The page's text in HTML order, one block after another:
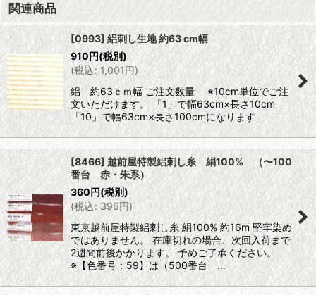
関連商品
[0993] 絽刺し生地 約63 cm幅
910円(税別)
(税込: 1,001円)
絽 約63ｃｍ幅 ご注文数量 ※10cm単位でご注
文いただけます。 「1」で幅63cm×長さ10cm
「10」で幅63cm×長さ100cmになります
[8466] 越前屋特製絽刺し糸 絹100% （〜100
番台 赤・朱系）
360円(税別)
(税込: 396円)
東京越前屋特製絽刺し糸 絹100% 約16m 堅牢染め
ではありません。 在庫切れの場合、次回入荷まで
2週間前後かかります。 予めご了承ください。
※【色番号：59】は（500番台 …